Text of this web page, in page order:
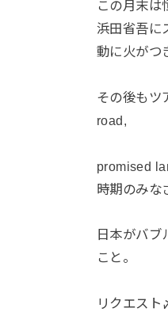
この月末は
浜田省吾に
動に火がつ
その後もツ
road,
promised
時期のみな
日本がバ
こと。
リクエスト